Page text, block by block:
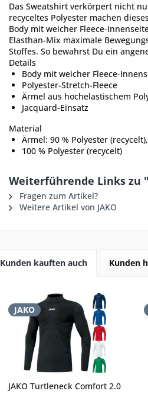
Das Sweatshirt verkörpert nicht
recyceltes Polyester machen
Body mit weicher Fleece-
Elasthan-Mix maximale
Stoffes. So bewahrst Du ein
Details
Body mit weicher Fleece-
Polyester-Stretch-Fleece
Ärmel aus hochelastischem
Jacquard-Einsatz
Material
Ärmel: 90 % Polyester
100 % Polyester (recycelt)
Weiterführende Links zu
Fragen zum Artikel?
Weitere Artikel von JAKO
Kunden kauften auch Kunden
JAKO
JAKO Turtleneck Comfort 2.0